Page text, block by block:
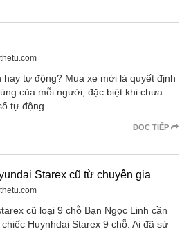
hay tự động? Mua xe mới là quyết định
của mỗi người, đặc biệt khi chưa
tự động....
ĐỌC TIẾP
Starex cũ từ chuyên gia
cũ loại 9 chỗ Bạn Ngọc Linh cần
Huynhdai Starex 9 chỗ. Ai đã sử